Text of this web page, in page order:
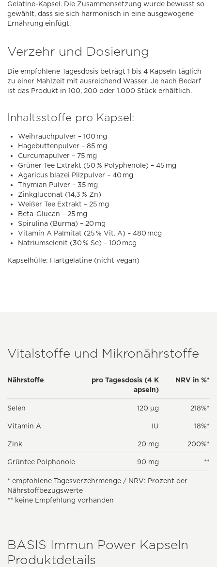
Gelatine-Kapsel. Die Zusammensetzung wurde bewusst so
gewählt, dass sie sich harmonisch in eine ausgewogene
Ernährung einfügt.
Verzehr und Dosierung
Die empfohlene Tagesdosis beträgt 1 bis 4 Kapseln täglich
zu einer Mahlzeit mit ausreichend Wasser. Je nach Bedarf
ist das Produkt in 100, 200 oder 1.000 Stück erhältlich.
Inhaltsstoffe pro Kapsel:
Weihrauchpulver – 100 mg
Hagebuttenpulver – 85 mg
Curcumapulver – 75 mg
Grüner Tee Extrakt (50 % Polyphenole) – 45 mg
Agaricus blazei Pilzpulver – 40 mg
Thymian Pulver – 35 mg
Zinkgluconat (14,3 % Zn)
Weißer Tee Extrakt – 25 mg
Beta-Glucan – 25 mg
Spirulina (Burma) – 20 mg
Vitamin A Palmitat (25 % Vit. A) – 480 mcg
Natriumselenit (30 % Se) – 100 mcg
Kapselhülle: Hartgelatine (nicht vegan)
Vitalstoffe und Mikronährstoffe
Nährstoffe
pro Tagesdosis (4 K
apseln)
NRV in %*
Selen 120 µg 218%*
Vitamin A IU 18%*
Zink 20 mg 200%*
Grüntee Polphonole 90 mg **
* empfohlene Tagesverzehrmenge / NRV: Prozent der
Nährstoffbezugswerte
** keine Empfehlung vorhanden
BASIS Immun Power Kapseln
Produktdetails